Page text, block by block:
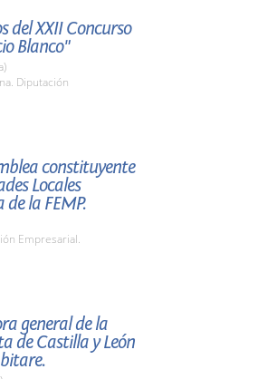
del XXII Concurso
Blanco"
Diputación
constituyente
Locales
la FEMP.
Empresarial.
general de la
de Castilla y León